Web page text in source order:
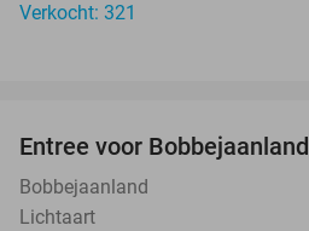
Verkocht: 321
Entree voor Bobbejaanland
Bobbejaanland
Lichtaart